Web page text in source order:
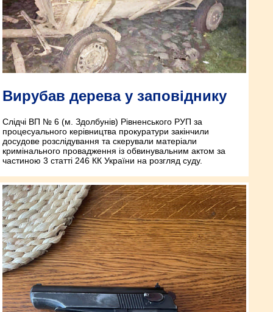
Вирубав дерева у заповіднику
Слідчі ВП № 6 (м. Здолбунів) Рівненського РУП за
процесуального керівництва прокуратури закінчили
досудове розслідування та скерували матеріали
кримінального провадження із обвинувальним актом за
частиною 3 статті 246 КК України на розгляд суду.